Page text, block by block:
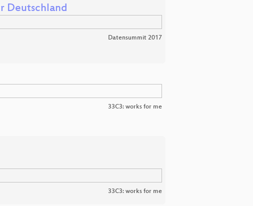
Deutschland
Datensummit 2017
33C3: works for me
33C3: works for me